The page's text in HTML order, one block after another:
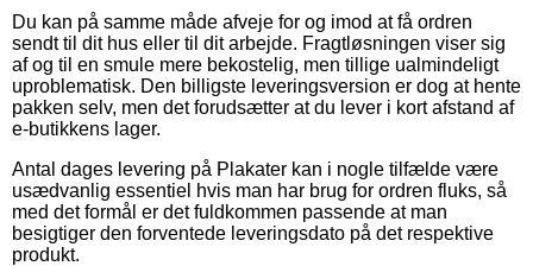
Du kan på samme måde afveje for og imod at få ordren
sendt til dit hus eller til dit arbejde. Fragtløsningen viser sig
af og til en smule mere bekostelig, men tillige ualmindeligt
uproblematisk. Den billigste leveringsversion er dog at hente
pakken selv, men det forudsætter at du lever i kort afstand af
e-butikkens lager.
Antal dages levering på Plakater kan i nogle tilfælde være
usædvanlig essentiel hvis man har brug for ordren fluks, så
med det formål er det fuldkommen passende at man
besigtiger den forventede leveringsdato på det respektive
produkt.